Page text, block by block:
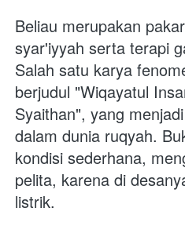
Beliau merupakan
syar'iyyah serta terapi
Salah satu karya
berjudul "Wiqayatul
Syaithan", yang
dalam dunia ruqyah.
kondisi sederhana,
pelita, karena di
listrik.